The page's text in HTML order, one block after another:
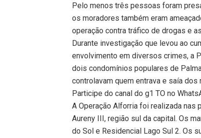
Pelo menos três pessoas foram
os moradores também eram
operação contra tráfico de drogas e
Durante investigação que levou ao
envolvimento em diversos crimes, a
dois condomínios populares de
controlavam quem entrava e saía dos
Participe do canal do g1 TO no
A Operação Alforria foi realizada nas
Aureny III, região sul da capital. Os
do Sol e Residencial Lago Sul 2. Os